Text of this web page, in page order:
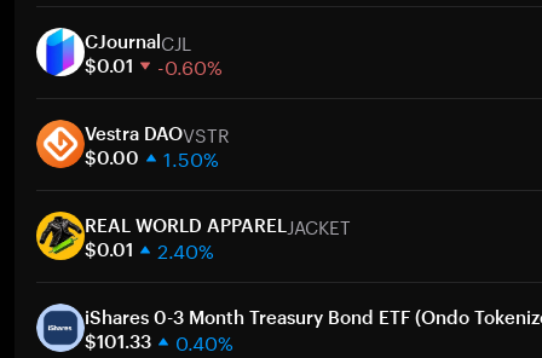
30 Tage
Marktkapitalisierung
CJournalCJL
$0.01 -0.60%
30 Tage
Marktkapitalisierung
Vestra DAOVSTR
$0.00 1.50%
30 Tage
Marktkapitalisierung
REAL WORLD APPAREL JACKET
$0.01 2.40%
30 Tage
Marktkapitalisierung
iShares 0-3 Month Treasury Bond ETF (Ondo
$101.33
0.40%